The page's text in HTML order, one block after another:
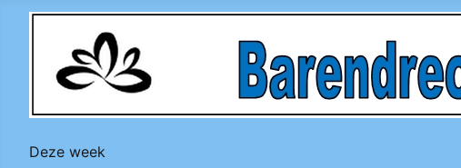
Deze week